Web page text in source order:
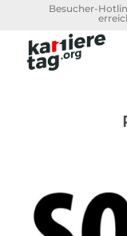
Besucher-